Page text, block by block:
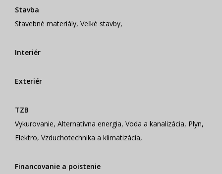
Stavba
Stavebné materiály, Veľké stavby,
Interiér
Exteriér
TZB
Vykurovanie, Alternatívna energia, Voda a kanalizácia, Plyn,
Elektro, Vzduchotechnika a klimatizácia,
Financovanie a poistenie